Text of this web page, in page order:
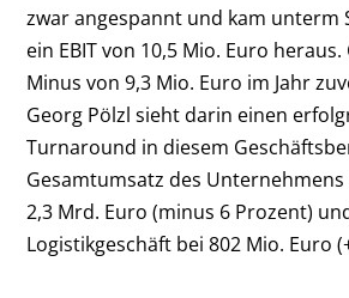
zwar angespannt und kam unterm
ein EBIT von 10,5 Mio. Euro
Minus von 9,3 Mio. Euro im Jahr
Georg Pölzl sieht darin einen
Turnaround in diesem
Gesamtumsatz des
2,3 Mrd. Euro (minus 6 Prozent)
Logistikgeschäft bei 802 Mio. Euro